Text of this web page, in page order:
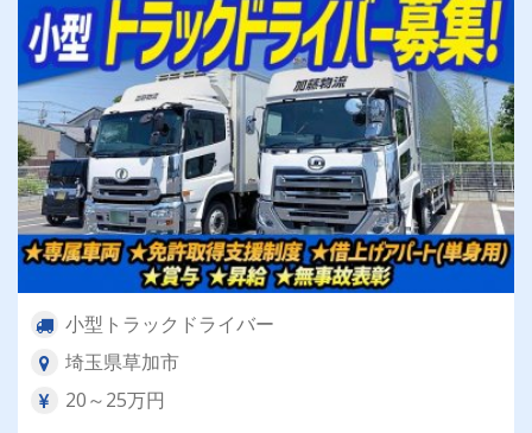
小型トラックドライバー
埼玉県草加市
20～25万円